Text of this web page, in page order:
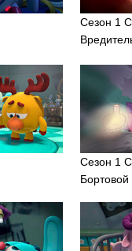
Сезон 1
Сезон 1
Бортовой